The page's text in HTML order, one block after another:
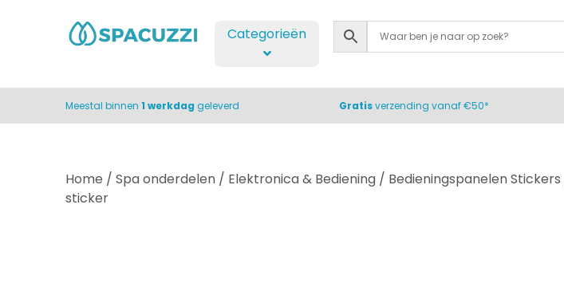
Categorieën
Meestal binnen 1 werkdag geleverd Gratisverzending vanaf €50*
Home / Spa onderdelen / Elektronica & Bediening / Bedieningspanelen Stickers
sticker